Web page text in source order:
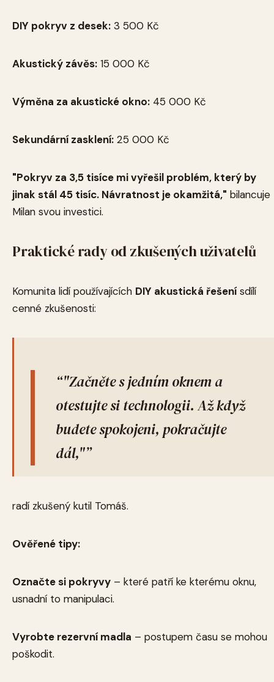
DIY pokryv z desek: 3 500 Kč
Akustický závěs: 15 000 Kč
Výměna za akustické okno: 45 000 Kč
Sekundární zasklení: 25 000 Kč
"Pokryv za 3,5 tisíce mi vyřešil problém, který by
jinak stál 45 tisíc. Návratnost je okamžitá," bilancuje
Milan svou investici.
Praktické rady od zkušených uživatelů
Komunita lidí používajících DIY akustická řešení sdílí
cenné zkušenosti:
"Začněte s jedním oknem a
otestujte si technologii. Až když
budete spokojeni, pokračujte
dál,"
radí zkušený kutil Tomáš.
Ověřené tipy:
Označte si pokryvy – které patří ke kterému oknu,
usnadní to manipulaci.
Vyrobte rezervní madla – postupem času se mohou
poškodit.